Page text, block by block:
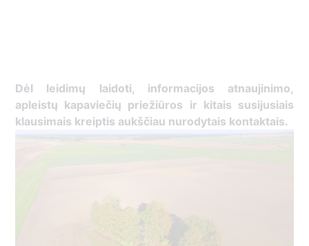
Dėl leidimų laidoti, ​informacijos atnaujinimo,
apleistų kapaviečių priežiūros ir kitais susijusiais
klausimais kreiptis ​aukščiau nurodytais kontaktais.